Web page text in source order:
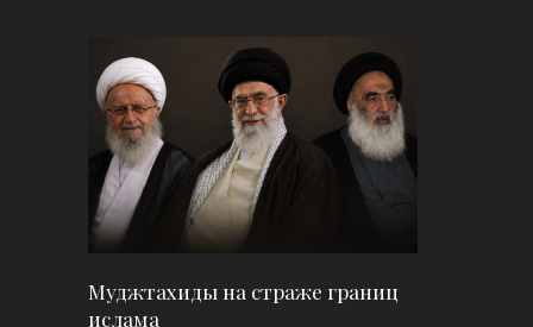
Муджтахиды на страже границ
ислама